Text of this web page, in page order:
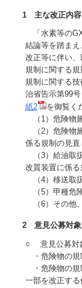
1 主な改正内容
「水素等の
結論等を踏ま
改正等に伴い
規制に関する
規制に関する
治省告示第99
紙2
を御覧く
（1）危険物
（2）危険物
係る規制の見直
（3）給油取
改質装置に係る
（4）移送取
（5）甲種危
（6）その他
2 意見公募対象
○ 意見公募対
・危険物の規
・危険物の規
一部を改正する